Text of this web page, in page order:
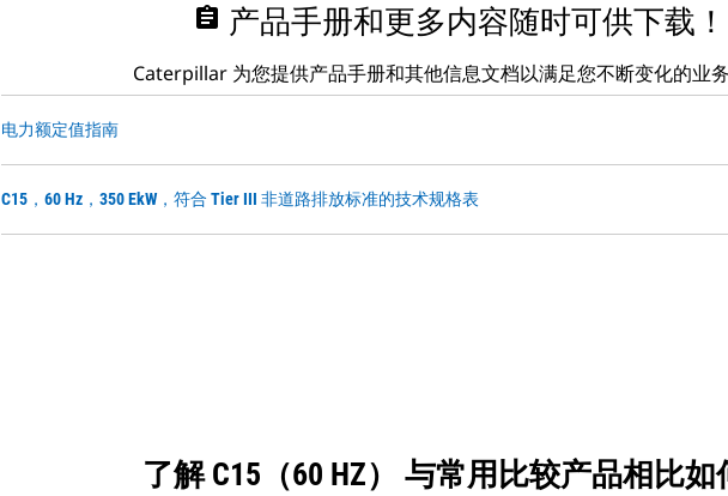
assignment 产品手册和更多内容随时可供下载！
Caterpillar 为您提供产品手册和其他信息文档以满足您不断变化的业
电力额定值指南
C15，60 Hz，350 EkW，符合 Tier III 非道路排放标准的技术规格表
了解 C15（60 HZ） 与常用比较产品相比如